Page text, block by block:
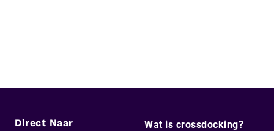
Direct Naar
Wat is crossdocking?